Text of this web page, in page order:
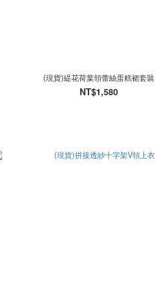
(現貨)緹花荷葉領蕾絲蛋糕裙套裝
NT$1,580